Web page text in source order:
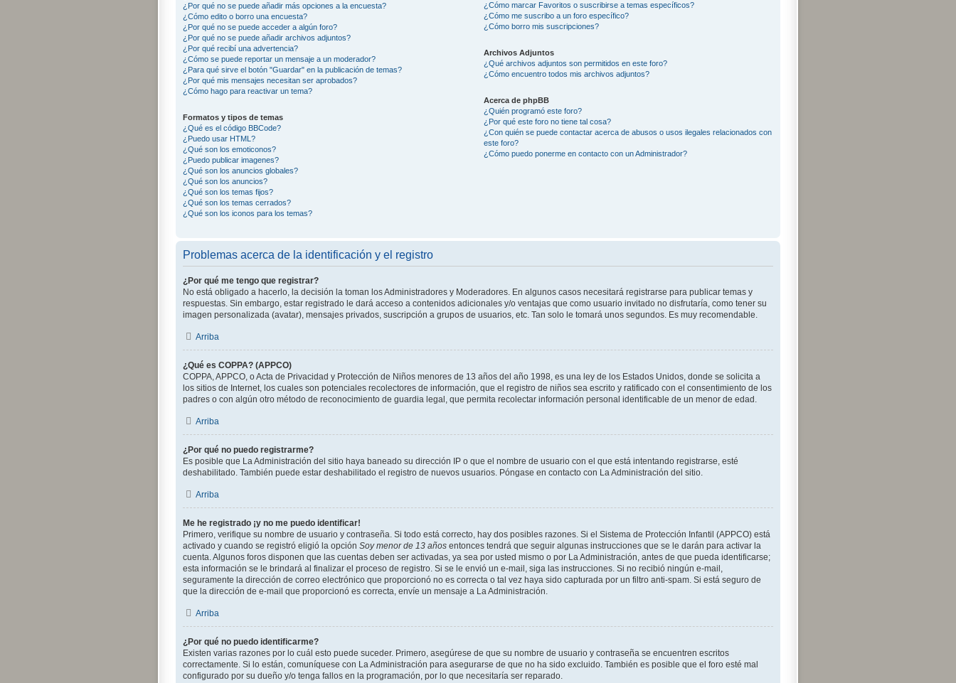
¿Por qué no se puede añadir más opciones a la encuesta?
¿Cómo edito o borro una encuesta?
¿Por qué no se puede acceder a algún foro?
¿Por qué no se puede añadir archivos adjuntos?
¿Por qué recibí una advertencia?
¿Cómo se puede reportar un mensaje a un moderador?
¿Para qué sirve el botón "Guardar" en la publicación de temas?
¿Por qué mis mensajes necesitan ser aprobados?
¿Cómo hago para reactivar un tema?
Formatos y tipos de temas
¿Qué es el código BBCode?
¿Puedo usar HTML?
¿Qué son los emoticonos?
¿Puedo publicar imagenes?
¿Qué son los anuncios globales?
¿Qué son los anuncios?
¿Qué son los temas fijos?
¿Qué son los temas cerrados?
¿Qué son los iconos para los temas?
¿Cómo marcar Favoritos o suscribirse a temas específicos?
¿Cómo me suscribo a un foro específico?
¿Cómo borro mis suscripciones?
Archivos Adjuntos
¿Qué archivos adjuntos son permitidos en este foro?
¿Cómo encuentro todos mis archivos adjuntos?
Acerca de phpBB
¿Quién programó este foro?
¿Por qué este foro no tiene tal cosa?
¿Con quién se puede contactar acerca de abusos o usos ilegales relacionados con
este foro?
¿Cómo puedo ponerme en contacto con un Administrador?
Problemas acerca de la identificación y el registro
¿Por qué me tengo que registrar?
No está obligado a hacerlo, la decisión la toman los Administradores y Moderadores. En algunos casos necesitará registrarse para publicar temas y
respuestas. Sin embargo, estar registrado le dará acceso a contenidos adicionales y/o ventajas que como usuario invitado no disfrutaría, como tener su
imagen personalizada (avatar), mensajes privados, suscripción a grupos de usuarios, etc. Tan solo le tomará unos segundos. Es muy recomendable.
Arriba
¿Qué es COPPA? (APPCO)
COPPA, APPCO, o Acta de Privacidad y Protección de Niños menores de 13 años del año 1998, es una ley de los Estados Unidos, donde se solicita a
los sitios de Internet, los cuales son potenciales recolectores de información, que el registro de niños sea escrito y ratificado con el consentimiento de los
padres o con algún otro método de reconocimiento de guardia legal, que permita recolectar información personal identificable de un menor de edad.
Arriba
¿Por qué no puedo registrarme?
Es posible que La Administración del sitio haya baneado su dirección IP o que el nombre de usuario con el que está intentando registrarse, esté
deshabilitado. También puede estar deshabilitado el registro de nuevos usuarios. Póngase en contacto con La Administración del sitio.
Arriba
Me he registrado ¡y no me puedo identificar!
Primero, verifique su nombre de usuario y contraseña. Si todo está correcto, hay dos posibles razones. Si el Sistema de Protección Infantil (APPCO) está
activado y cuando se registró eligió la opción Soy menor de 13 años entonces tendrá que seguir algunas instrucciones que se le darán para activar la
cuenta. Algunos foros disponen que las cuentas deben ser activadas, ya sea por usted mismo o por La Administración, antes de que pueda identificarse;
esta información se le brindará al finalizar el proceso de registro. Si se le envió un e-mail, siga las instrucciones. Si no recibió ningún e-mail,
seguramente la dirección de correo electrónico que proporcionó no es correcta o tal vez haya sido capturada por un filtro anti-spam. Si está seguro de
que la dirección de e-mail que proporcionó es correcta, envíe un mensaje a La Administración.
Arriba
¿Por qué no puedo identificarme?
Existen varias razones por lo cuál esto puede suceder. Primero, asegúrese de que su nombre de usuario y contraseña se encuentren escritos
correctamente. Si lo están, comuníquese con La Administración para asegurarse de que no ha sido excluido. También es posible que el foro esté mal
configurado por su dueño y/o tenga fallos en la programación, por lo que necesitaría ser reparado.